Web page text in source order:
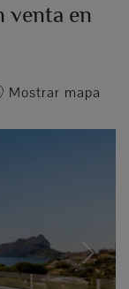
venta en
Mostrar mapa
Next